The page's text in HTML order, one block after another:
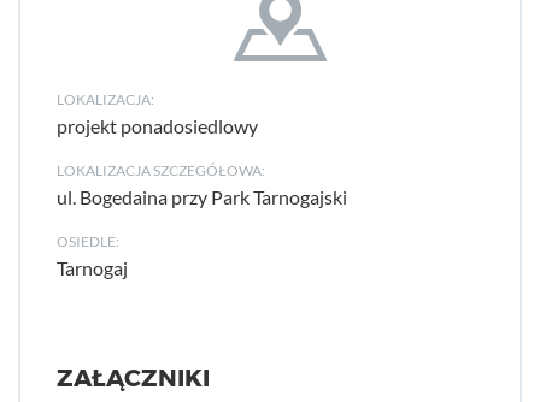
LOKALIZACJA:
projekt ponadosiedlowy
LOKALIZACJA SZCZEGÓŁOWA:
ul. Bogedaina przy Park Tarnogajski
OSIEDLE:
Tarnogaj
ZAŁĄCZNIKI